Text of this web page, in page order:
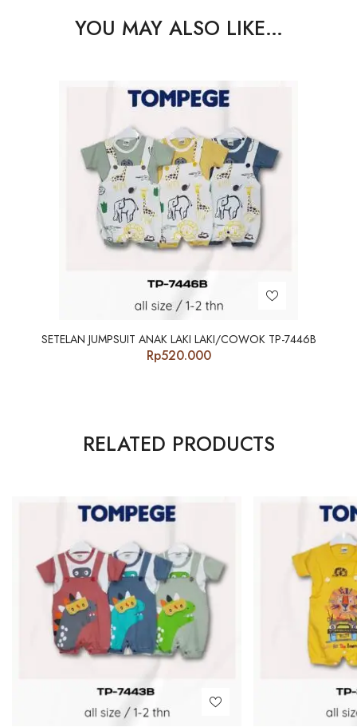
YOU MAY ALSO LIKE…
SETELAN JUMPSUIT ANAK LAKI LAKI/COWOK TP-7446B
Rp520.000
RELATED PRODUCTS